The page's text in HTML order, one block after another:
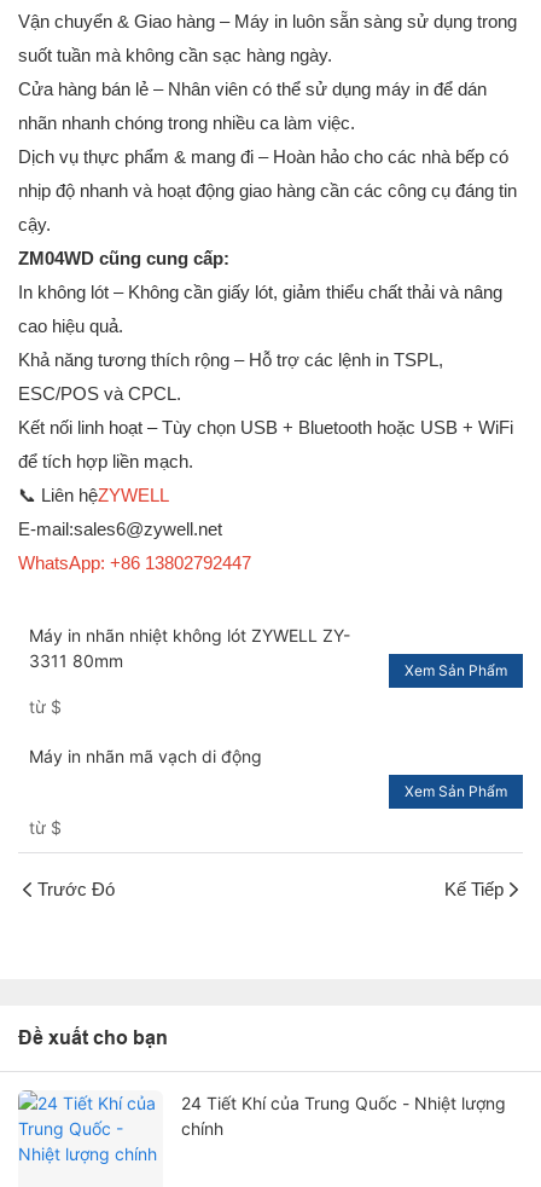
Vận chuyển & Giao hàng – Máy in luôn sẵn sàng sử dụng trong
suốt tuần mà không cần sạc hàng ngày.
Cửa hàng bán lẻ – Nhân viên có thể sử dụng máy in để dán
nhãn nhanh chóng trong nhiều ca làm việc.
Dịch vụ thực phẩm & mang đi – Hoàn hảo cho các nhà bếp có
nhịp độ nhanh và hoạt động giao hàng cần các công cụ đáng tin
cậy.
ZM04WD cũng cung cấp:
In không lót – Không cần giấy lót, giảm thiểu chất thải và nâng
cao hiệu quả.
Khả năng tương thích rộng – Hỗ trợ các lệnh in TSPL,
ESC/POS và CPCL.
Kết nối linh hoạt – Tùy chọn USB + Bluetooth hoặc USB + WiFi
để tích hợp liền mạch.
📞 Liên hệZYWELL
E-mail:sales6@zywell.net
WhatsApp: +86 13802792447
Máy in nhãn nhiệt không lót ZYWELL ZY-
3311 80mm
từ $
Xem Sản Phẩm
Máy in nhãn mã vạch di động
từ $
Xem Sản Phẩm
Trước Đó Kế Tiếp
Đề xuất cho bạn
24 Tiết Khí của Trung Quốc - Nhiệt lượng
chính